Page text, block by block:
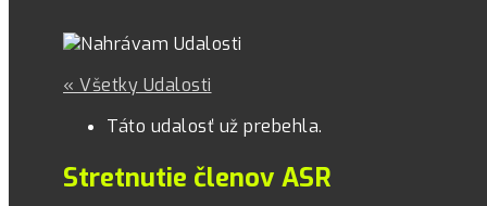
« Všetky Udalosti
Táto udalosť už prebehla.
Stretnutie členov ASR